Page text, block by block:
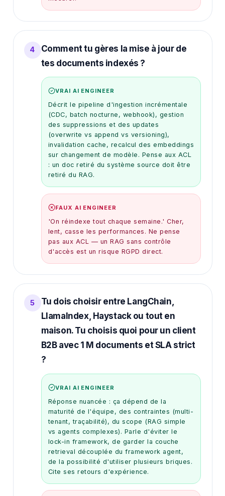
4
Comment tu gères la mise à jour de
tes documents indexés ?
VRAI AI ENGINEER
Décrit le pipeline d'ingestion incrémentale
(CDC, batch nocturne, webhook), gestion
des suppressions et des updates
(overwrite vs append vs versioning),
invalidation cache, recalcul des embeddings
sur changement de modèle. Pense aux ACL
: un doc retiré du système source doit être
retiré du RAG.
FAUX AI ENGINEER
'On réindexe tout chaque semaine.' Cher,
lent, casse les performances. Ne pense
pas aux ACL — un RAG sans contrôle
d'accès est un risque RGPD direct.
5
Tu dois choisir entre LangChain,
LlamaIndex, Haystack ou tout en
maison. Tu choisis quoi pour un client
B2B avec 1 M documents et SLA strict
?
VRAI AI ENGINEER
Réponse nuancée : ça dépend de la
maturité de l'équipe, des contraintes (multi-
tenant, traçabilité), du scope (RAG simple
vs agents complexes). Parle d'éviter le
lock-in framework, de garder la couche
retrieval découplée du framework agent,
de la possibilité d'utiliser plusieurs briques.
Cite ses retours d'expérience.